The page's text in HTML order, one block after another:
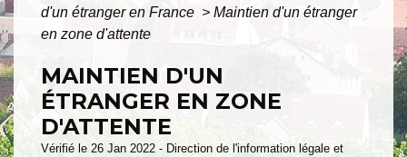
d'un étranger en France > Maintien d'un étranger
en zone d'attente
MAINTIEN D'UN
ÉTRANGER EN ZONE
D'ATTENTE
Vérifié le 26 Jan 2022 - Direction de l'information légale et